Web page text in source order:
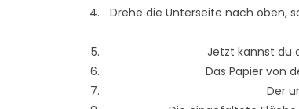
Drehe die Unterseite nach oben,
Jetzt kannst du
Das Papier von
Der